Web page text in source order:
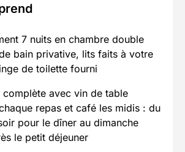
7 nuits en chambre double
bain privative, lits faits à votre
de toilette fourni
complète avec vin de table
repas et café les midis : du
pour le dîner au dimanche
le petit déjeuner